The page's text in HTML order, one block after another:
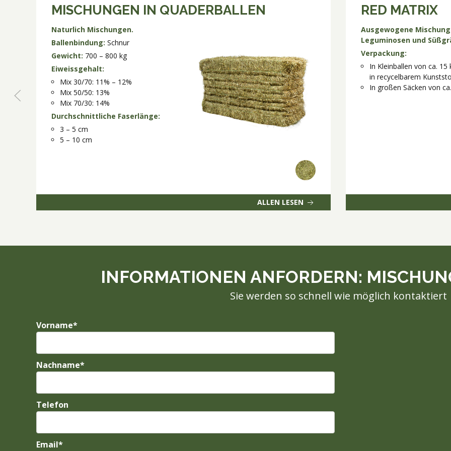
MISCHUNGEN IN QUADERBALLEN
Naturlich Mischungen.
Ballenbindung: Schnur
Gewicht: 700 – 800 kg
Eiweissgehalt:
Mix 30/70: 11% – 12%
Mix 50/50: 13%
Mix 70/30: 14%
Durchschnittliche Faserlänge:
3 – 5 cm
5 – 10 cm
ALLEN LESEN
RED MATRIX
Ausgewogene
Leguminosen und
Verpackung:
In Kleinballen von ca. 15
in recycelbarem
In großen Säcken von
INFORMATIONEN ANFORDERN:
Sie werden so schnell wie möglich kontaktiert
Vorname*
Nachname*
Telefon
Email*